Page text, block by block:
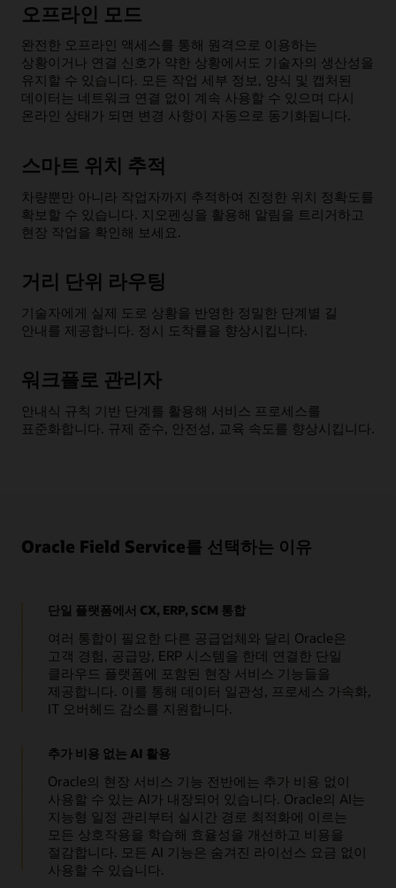
오프라인 모드
완전한 오프라인 액세스를 통해 원격으로 이용하는
상황이거나 연결 신호가 약한 상황에서도 기술자의 생산성을
유지할 수 있습니다. 모든 작업 세부 정보, 양식 및 캡처된
데이터는 네트워크 연결 없이 계속 사용할 수 있으며 다시
온라인 상태가 되면 변경 사항이 자동으로 동기화됩니다.
스마트 위치 추적
차량뿐만 아니라 작업자까지 추적하여 진정한 위치 정확도를
확보할 수 있습니다. 지오펜싱을 활용해 알림을 트리거하고
현장 작업을 확인해 보세요.
거리 단위 라우팅
기술자에게 실제 도로 상황을 반영한 정밀한 단계별 길
안내를 제공합니다. 정시 도착률을 향상시킵니다.
워크플로 관리자
안내식 규칙 기반 단계를 활용해 서비스 프로세스를
표준화합니다. 규제 준수, 안전성, 교육 속도를 향상시킵니다.
Oracle Field Service를 선택하는 이유
단일 플랫폼에서 CX, ERP, SCM 통합
여러 통합이 필요한 다른 공급업체와 달리 Oracle은
고객 경험, 공급망, ERP 시스템을 한데 연결한 단일
클라우드 플랫폼에 포함된 현장 서비스 기능들을
제공합니다. 이를 통해 데이터 일관성, 프로세스 가속화,
IT 오버헤드 감소를 지원합니다.
추가 비용 없는 AI 활용
Oracle의 현장 서비스 기능 전반에는 추가 비용 없이
사용할 수 있는 AI가 내장되어 있습니다. Oracle의 AI는
지능형 일정 관리부터 실시간 경로 최적화에 이르는
모든 상호작용을 학습해 효율성을 개선하고 비용을
절감합니다. 모든 AI 기능은 숨겨진 라이선스 요금 없이
사용할 수 있습니다.